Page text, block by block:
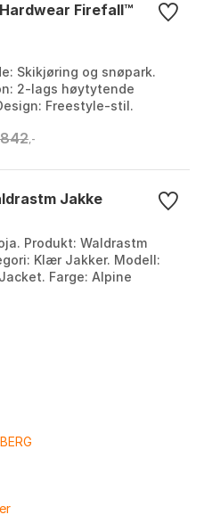
Firefall™
Skikjøring og snøpark.
2-lags høytytende
Freestyle-stil.
Farge: Aspect / ...
,-
Jakke
Produkt: Waldrastm
Klær Jakker. Modell:
Farge: Alpine